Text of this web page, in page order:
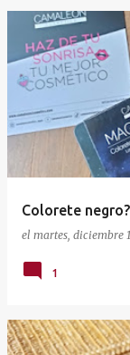
Colorete
el martes, diciembre
1